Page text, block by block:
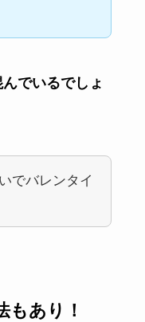
でいるでしょ
でバレンタイ
もあり！